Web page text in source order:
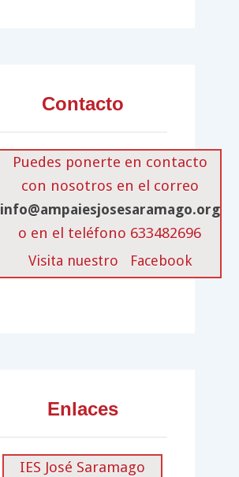
Contacto
Puedes ponerte en contacto
con nosotros en el correo
info@ampaiesjosesaramago.org
o en el teléfono 633482696
Visita nuestro
Facebook
Enlaces
IES José Saramago